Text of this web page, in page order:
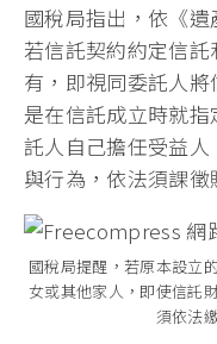
國稅局指出，依《遺
若信託契約約定信
有，即視同委託人
是在信託成立時就
託人自己擔任受益
與行為，依法須課徵
國稅局提醒，若原本設立
女或其他家人，即使信託
須依法